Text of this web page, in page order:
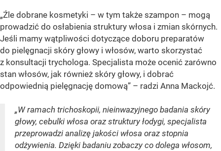
„Źle dobrane kosmetyki – w tym także szampon – mogą
prowadzić do osłabienia struktury włosa i zmian skórnych.
Jeśli mamy wątpliwości dotyczące doboru preparatów
do pielęgnacji skóry głowy i włosów, warto skorzystać
z konsultacji trychologa. Specjalista może ocenić zarówno
stan włosów, jak również skóry głowy, i dobrać
odpowiednią pielęgnację domową” – radzi Anna Mackojć.
„W ramach trichoskopii, nieinwazyjnego badania skóry
głowy, cebulki włosa oraz struktury łodygi, specjalista
przeprowadzi analizę jakości włosa oraz stopnia
odżywienia. Dzięki badaniu zobaczy co dolega włosom,